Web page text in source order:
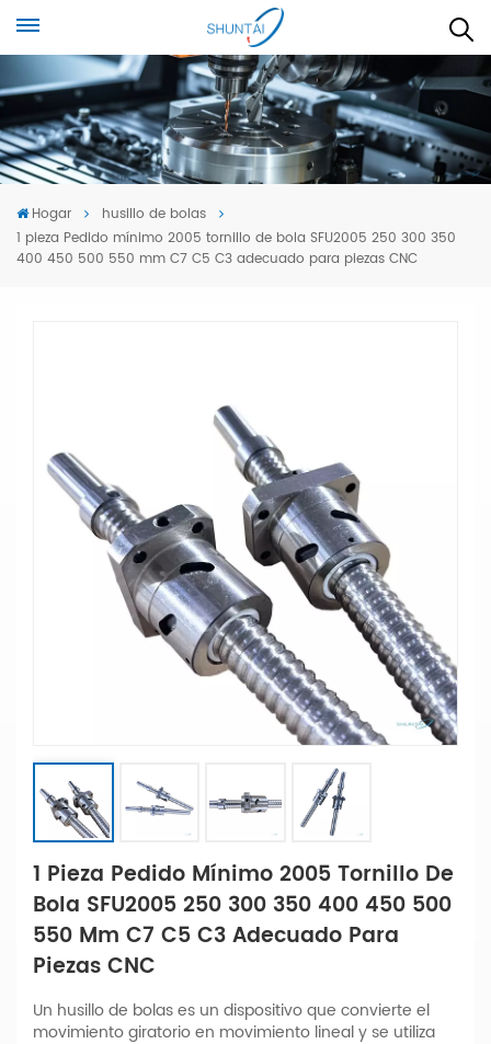
Hogar
husillo de bolas
1 pieza Pedido mínimo 2005 tornillo de bola SFU2005 250 300 350
400 450 500 550 mm C7 C5 C3 adecuado para piezas CNC
1 Pieza Pedido Mínimo 2005 Tornillo De
Bola SFU2005 250 300 350 400 450 500
550 Mm C7 C5 C3 Adecuado Para
Piezas CNC
Un husillo de bolas es un dispositivo que convierte el
movimiento giratorio en movimiento lineal y se utiliza